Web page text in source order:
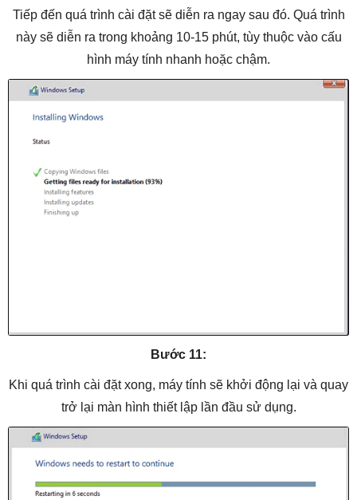
Tiếp đến quá trình cài đặt sẽ diễn ra ngay sau đó. Quá trình
này sẽ diễn ra trong khoảng 10-15 phút, tùy thuộc vào cấu
hình máy tính nhanh hoặc chậm.
Bước 11:
Khi quá trình cài đặt xong, máy tính sẽ khởi động lại và quay
trở lại màn hình thiết lập lần đầu sử dụng.